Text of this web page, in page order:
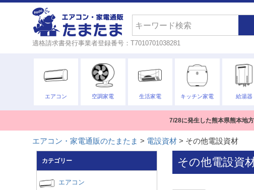
適格請求書発行事業者登録番号：T7010701038281
エアコン 空調家電 生活家電 キッチン家電 給湯器
7/28に発生した熊本県熊本地
エアコン・家電通販のたまたま 電設資材 その他電設資材
カテゴリー
エアコン
その他電設資